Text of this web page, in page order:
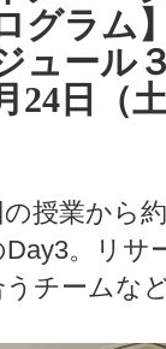
グラム
ュール
24日（
の授業から
Day3。リサ
うチームな